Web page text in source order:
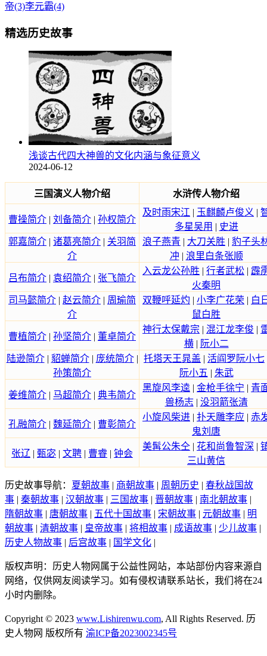
帝(3)李元霸(4)
精选历史故事
浅谈古代四大神兽的文化内涵与象征意义
2024-06-12
三国演义人物介绍 水浒传人物介绍
曹操简介 | 刘备简介 | 孙权简介
及时雨宋江 | 玉麒麟卢俊义 |
多星吴用 | 史进
郭嘉简介 | 诸葛亮简介 | 关羽简
介
浪子燕青 | 大刀关胜 | 豹子头
冲 | 浪里白条张顺
吕布简介 | 袁绍简介 | 张飞简介
入云龙公孙胜 | 行者武松 | 霹
火秦明
司马懿简介 | 赵云简介 | 周瑜简
介
双鞭呼延灼 | 小李广花荣 | 白
鼠白胜
曹植简介 | 孙坚简介 | 董卓简介
神行太保戴宗 | 混江龙李俊 |
横| 阮小二
陆逊简介| 貂蝉简介| 庞统简介|
孙策简介
托塔天王晁盖 | 活阎罗阮小七
阮小五 | 朱武
姜维简介 | 马超简介 | 典韦简介
黑旋风李逵 | 金枪手徐宁 | 青
兽杨志| 没羽箭张清
孔融简介 | 魏延简介 | 曹彰简介
小旋风柴进 | 扑天雕李应 | 赤
鬼刘唐
张辽 | 甄宓 | 文聘 | 曹睿 | 钟会
美髯公朱仝 | 花和尚鲁智深 |
三山黄信
历史故事导航： 夏朝故事 | 商朝故事 | 周朝历史 | 春秋战国故
事 | 秦朝故事 | 汉朝故事 | 三国故事 | 晋朝故事 | 南北朝故事 |
隋朝故事 | 唐朝故事 | 五代十国故事 | 宋朝故事 | 元朝故事 | 明
朝故事 | 清朝故事 | 皇帝故事 | 将相故事 | 成语故事 | 少儿故事 |
历史人物故事 | 后宫故事 | 国学文化 |
版权声明：历史人物网属于公益性网站，本站部份内容来源自
网络，仅供网友阅读学习。如有侵权请联系站长，我们将在24
小时内删除。
Copyright © 2023 www.Lishirenwu.com, All Rights Reserved. 历
史人物网 版权所有 渝ICP备2023002345号